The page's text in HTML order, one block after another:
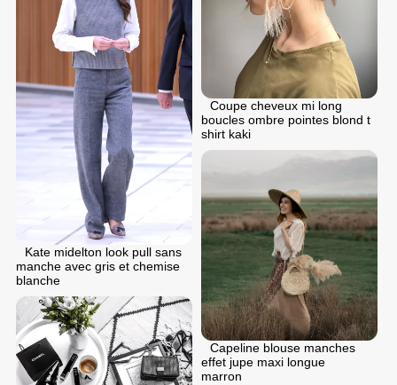
Coupe cheveux mi long
boucles ombre pointes blond t
shirt kaki
Kate midelton look pull sans
manche avec gris et chemise
blanche
Capeline blouse manches
effet jupe maxi longue
marron